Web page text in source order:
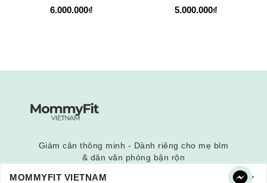
6.000.000₫ 5.000.000₫
Giảm cân thông minh - Dành riêng cho mẹ bỉm
& dân văn phòng bận rộn
MOMMYFIT VIETNAM